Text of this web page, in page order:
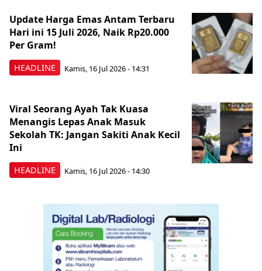
HEADLINE
Update Harga Emas Antam Terbaru
Hari ini 15 Juli 2026, Naik Rp20.000
Per Gram!
Kamis, 16 Jul 2026 - 14:31
HEADLINE
Viral Seorang Ayah Tak Kuasa
Menangis Lepas Anak Masuk
Sekolah TK: Jangan Sakiti Anak Kecil
Ini
Kamis, 16 Jul 2026 - 14:30